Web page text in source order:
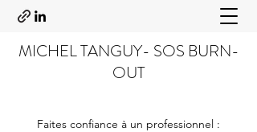
MICHEL TANGUY- SOS BURN-
OUT
Faites confiance à un professionnel :